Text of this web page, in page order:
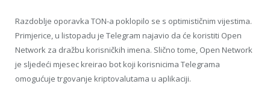
Razdoblje oporavka TON-a poklopilo se s optimističnim vijestima.
Primjerice, u listopadu je Telegram najavio da će koristiti Open
Network za dražbu korisničkih imena. Slično tome, Open Network
je sljedeći mjesec kreirao bot koji korisnicima Telegrama
omogućuje trgovanje kriptovalutama u aplikaciji.